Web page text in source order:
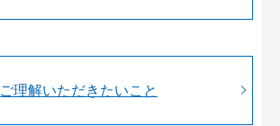
ご理解いただきたいこと